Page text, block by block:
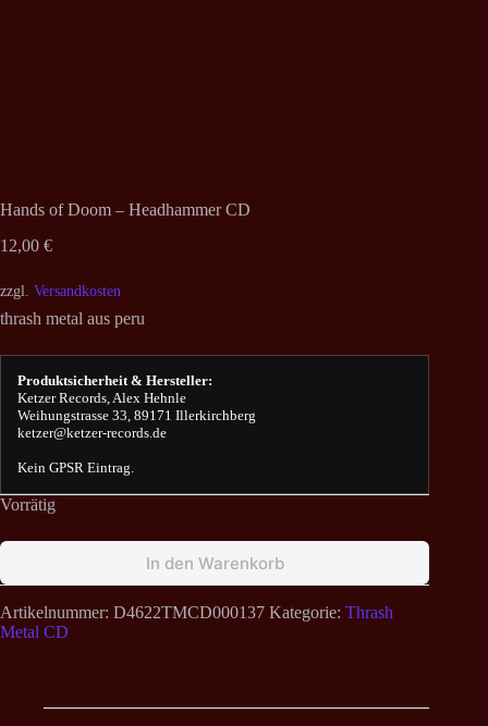
Hands of Doom – Headhammer CD
12,00 €
zzgl. Versandkosten
thrash metal aus peru
Produktsicherheit & Hersteller:
Ketzer Records, Alex Hehnle
Weihungstrasse 33, 89171 Illerkirchberg
ketzer@ketzer-records.de
Kein GPSR Eintrag.
Vorrätig
In den Warenkorb
Artikelnummer: D4622TMCD000137 Kategorie: Thrash
Metal CD